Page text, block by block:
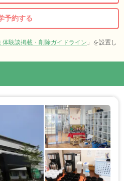
予約する
体験談掲載・削除ガイドライン 」を設置し